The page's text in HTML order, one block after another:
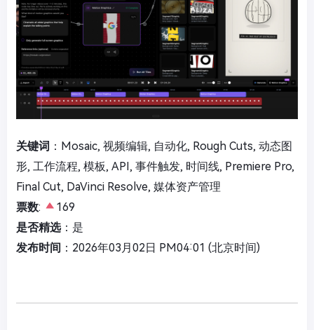
关键词 ：Mosaic, 视频编辑, 自动化, Rough Cuts, 动态图
形, 工作流程, 模板, API, 事件触发, 时间线, Premiere Pro,
Final Cut, DaVinci Resolve, 媒体资产管理
票数:
169
是否精选：是
发布时间 ：2026年03月02日 PM04:01 (北京时间)